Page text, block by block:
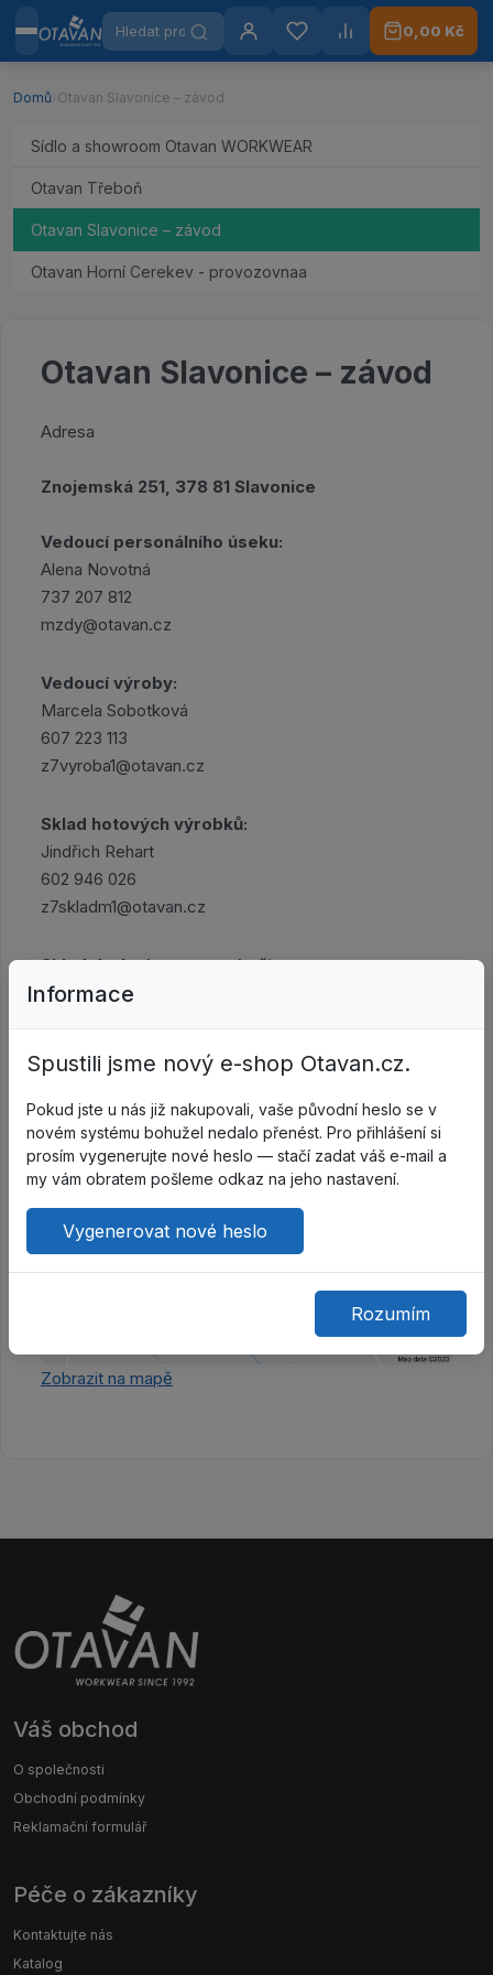
Menu
Otavan Workwear — přejít na úvodní stránku
Hledat produkty
PřihlášeníOblíbenéPorovnat
0,00 Kč
Domů Otavan Slavonice – závod
Sídlo a showroom Otavan WORKWEAR
Otavan Třeboň
Otavan Slavonice – závod
Otavan Horní Cerekev - provozovnaa
Otavan Slavonice – závod
Adresa
Znojemská 251, 378 81 Slavonice
Vedoucí personálního úseku:
Alena Novotná
737 207 812
mzdy@otavan.cz
Vedoucí výroby:
Marcela Sobotková
607 223 113
z7vyroba1@otavan.cz
Sklad hotových výrobků:
Jindřich Rehart
602 946 026
z7skladm1@otavan.cz
Sklad drobné a metrové přípravy:
Lenka Kofroňová
Zobrazit na mapě
Váš obchod
O společnosti
Obchodní podmínky
Reklamační formulář
Péče o zákazníky
Kontaktujte nás
Katalog
Informace
Spustili jsme nový e-shop Otavan.cz.
Pokud jste u nás již nakupovali, vaše původní heslo se v
novém systému bohužel nedalo přenést. Pro přihlášení si
prosím vygenerujte nové heslo — stačí zadat váš e-mail a
my vám obratem pošleme odkaz na jeho nastavení.
Vygenerovat nové heslo
Rozumím